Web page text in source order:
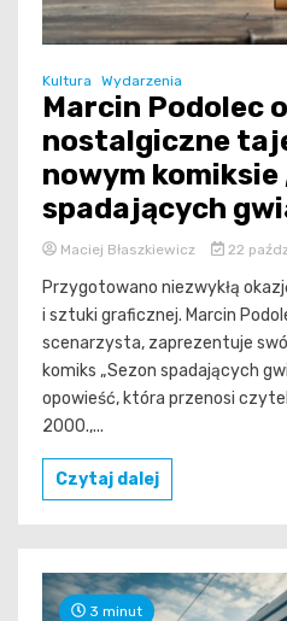
Kultura Wydarzenia
Marcin Podolec
nostalgiczne
nowym komiksie
spadających
Maciej Błaszkiewicz 22
Przygotowano niezwykłą
i sztuki graficznej. Marcin
scenarzysta, zaprezentuje
komiks „Sezon spadających
opowieść, która przenosi
2000.,...
Czytaj dalej
3 minut